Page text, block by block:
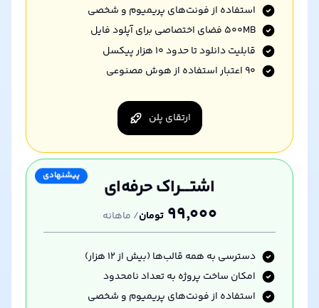
اشتــــراک حرفه‌ای
پیشنهادی
۹۹٬۰۰۰ تومان/ ماهانه
دسترسی به همه قالب‌ها (بیش از ۱۲ هزار)
امکان ساخت پروژه به تعداد نامحدود
استفاده از فونت‌های پریمیوم و شخصی
استفاده از فونت‌های پریمیوم و شخصی
۵۰۰MB فضای اختصاصی برای آپلود فایل
قابلیت دانلود تا حدود ۱۰ هزار پیکسل
۹۰ اعتبار استفاده از هوش مصنوعی
ارتقای پلن